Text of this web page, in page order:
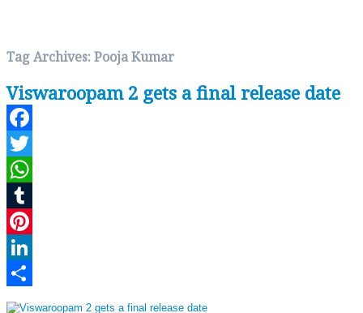
Tag Archives: Pooja Kumar
Viswaroopam 2 gets a final release date
Facebook
Twitter
WhatsApp
Tumblr
Pinterest
LinkedIn
Share